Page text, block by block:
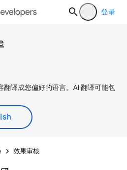
登录
翻译成您偏好的语言。AI 翻译可能包
效果审核